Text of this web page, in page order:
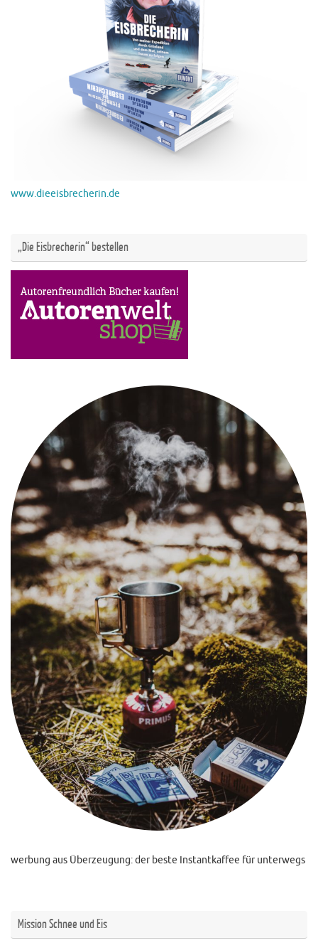
www.dieeisbrecherin.de
„Die Eisbrecherin“ bestellen
werbung aus Überzeugung: der beste Instantkaffee für unterwegs
Mission Schnee und Eis